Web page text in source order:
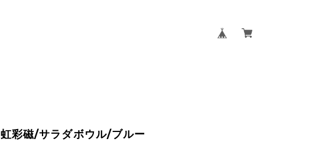
虹彩磁/サラダボウル/ブルー